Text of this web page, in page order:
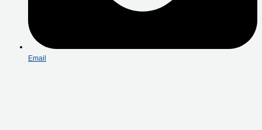
Email